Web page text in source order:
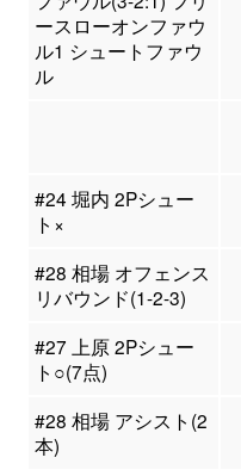
ースローオンファウ
ル1 シュートファウ
ル
#24 堀内 2Pシュー
ト×
#28 相場 オフェンス
リバウンド(1-2-3)
#27 上原 2Pシュー
ト○(7点)
#28 相場 アシスト(2
本)